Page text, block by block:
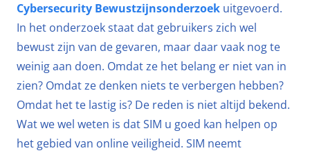
Cybersecurity Bewustzijnsonderzoek uitgevoerd.
In het onderzoek staat dat gebruikers zich wel
bewust zijn van de gevaren, maar daar vaak nog te
weinig aan doen. Omdat ze het belang er niet van in
zien? Omdat ze denken niets te verbergen hebben?
Omdat het te lastig is? De reden is niet altijd bekend.
Wat we wel weten is dat SIM u goed kan helpen op
het gebied van online veiligheid. SIM neemt